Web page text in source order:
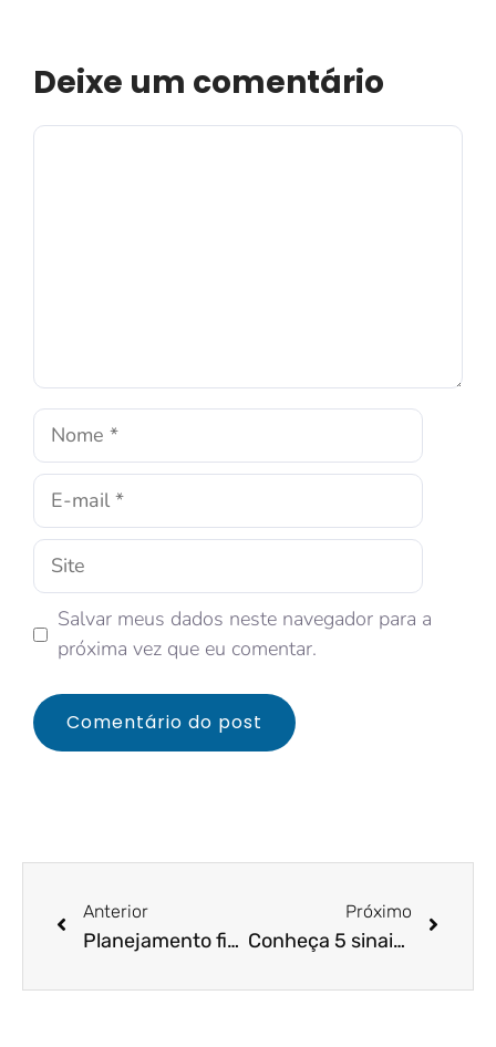
Deixe um comentário
Salvar meus dados neste navegador para a
próxima vez que eu comentar.
Anterior
Planejamento financeiro: como transformar os seus resultados
Próximo
Conheça 5 sinais de alerta sobre a saúde financeira da sua empresa!